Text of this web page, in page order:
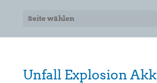
Seite wählen
Unfall Explosion